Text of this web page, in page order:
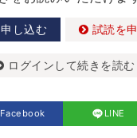
し込む 試読を
ログインして続きを読む
Facebook LINE